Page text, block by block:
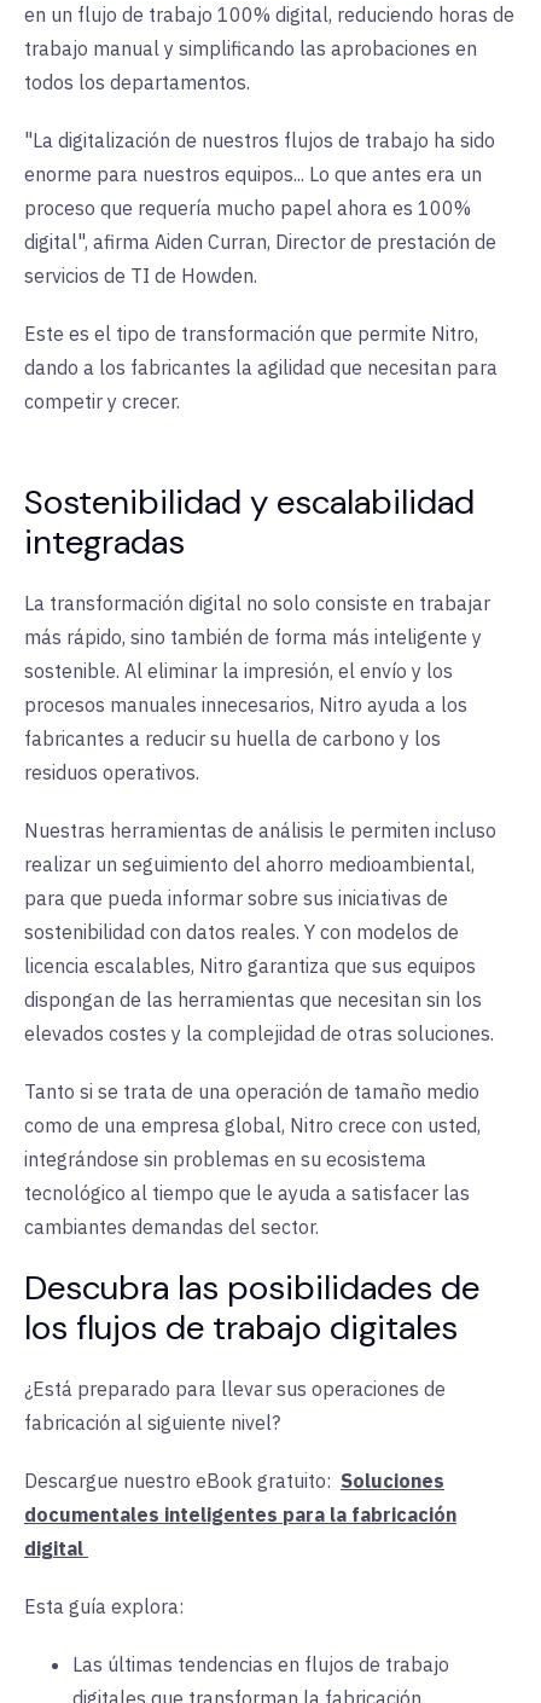
en un flujo de trabajo 100% digital, reduciendo horas de
trabajo manual y simplificando las aprobaciones en
todos los departamentos.
"La digitalización de nuestros flujos de trabajo ha sido
enorme para nuestros equipos... Lo que antes era un
proceso que requería mucho papel ahora es 100%
digital", afirma Aiden Curran, Director de prestación de
servicios de TI de Howden.
Este es el tipo de transformación que permite Nitro,
dando a los fabricantes la agilidad que necesitan para
competir y crecer.
Sostenibilidad y escalabilidad
integradas
La transformación digital no solo consiste en trabajar
más rápido, sino también de forma más inteligente y
sostenible. Al eliminar la impresión, el envío y los
procesos manuales innecesarios, Nitro ayuda a los
fabricantes a reducir su huella de carbono y los
residuos operativos.
Nuestras herramientas de análisis le permiten incluso
realizar un seguimiento del ahorro medioambiental,
para que pueda informar sobre sus iniciativas de
sostenibilidad con datos reales. Y con modelos de
licencia escalables, Nitro garantiza que sus equipos
dispongan de las herramientas que necesitan sin los
elevados costes y la complejidad de otras soluciones.
Tanto si se trata de una operación de tamaño medio
como de una empresa global, Nitro crece con usted,
integrándose sin problemas en su ecosistema
tecnológico al tiempo que le ayuda a satisfacer las
cambiantes demandas del sector.
Descubra las posibilidades de
los flujos de trabajo digitales
¿Está preparado para llevar sus operaciones de
fabricación al siguiente nivel?
Descargue nuestro eBook gratuito: Soluciones
documentales inteligentes para la fabricación
digital
Esta guía explora:
Las últimas tendencias en flujos de trabajo
digitales que transforman la fabricación